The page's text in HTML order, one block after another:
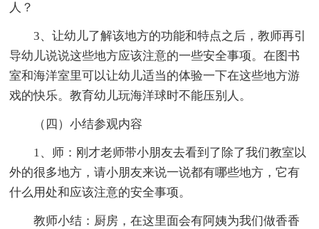
人？
3、让幼儿了解该地方的功能和特点之后，教师再引
导幼儿说说这些地方应该注意的一些安全事项。在图书
室和海洋室里可以让幼儿适当的体验一下在这些地方游
戏的快乐。教育幼儿玩海洋球时不能压别人。
（四）小结参观内容
1、师：刚才老师带小朋友去看到了除了我们教室以
外的很多地方，请小朋友来说一说都有哪些地方，它有
什么用处和应该注意的安全事项。
教师小结：厨房，在这里面会有阿姨为我们做香香